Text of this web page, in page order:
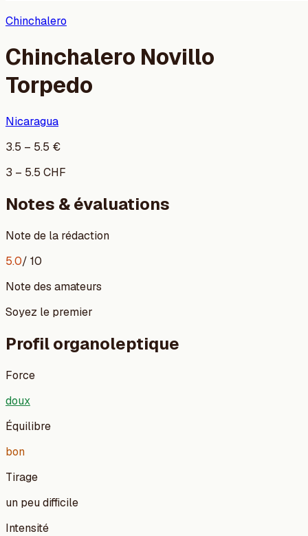
Chinchalero
Chinchalero Novillo
Torpedo
Nicaragua
3.5 – 5.5 €
3 – 5.5 CHF
Notes & évaluations
Note de la rédaction
5.0/ 10
Note des amateurs
Soyez le premier
Profil organoleptique
Force
doux
Équilibre
bon
Tirage
un peu difficile
Intensité